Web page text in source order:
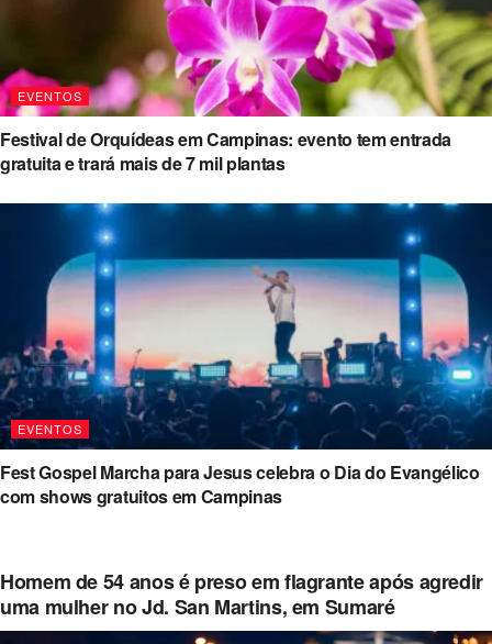
EVENTOS
Festival de Orquídeas em Campinas: evento tem entrada
gratuita e trará mais de 7 mil plantas
EVENTOS
Fest Gospel Marcha para Jesus celebra o Dia do Evangélico
com shows gratuitos em Campinas
Homem de 54 anos é preso em flagrante após agredir
uma mulher no Jd. San Martins, em Sumaré